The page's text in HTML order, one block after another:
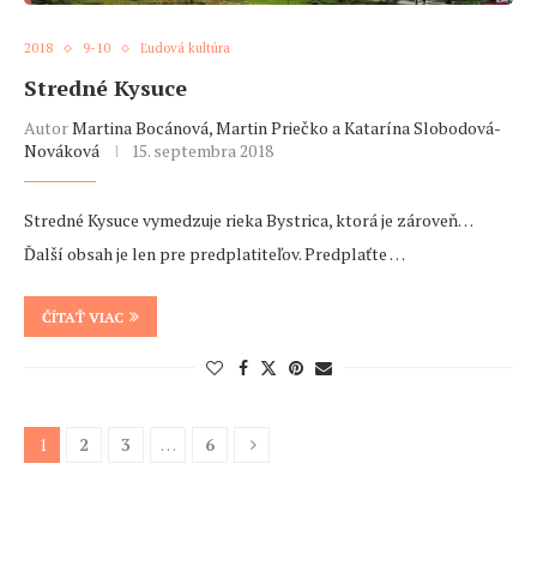
2018 9-10 Ľudová kultúra
Stredné Kysuce
AutorMartina Bocánová, Martin Priečko a Katarína Slobodová-
Nováková
15. septembra 2018
Stredné Kysuce vymedzuje rieka Bystrica, ktorá je zároveň…
Ďalší obsah je len pre predplatiteľov. Predplaťte …
ČÍTAŤ VIAC
1 2 3 … 6